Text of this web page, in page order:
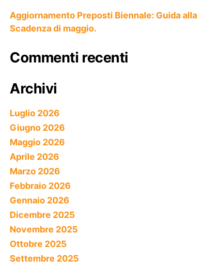
Aggiornamento Preposti Biennale: Guida alla
Scadenza di maggio.
Commenti recenti
Archivi
Luglio 2026
Giugno 2026
Maggio 2026
Aprile 2026
Marzo 2026
Febbraio 2026
Gennaio 2026
Dicembre 2025
Novembre 2025
Ottobre 2025
Settembre 2025